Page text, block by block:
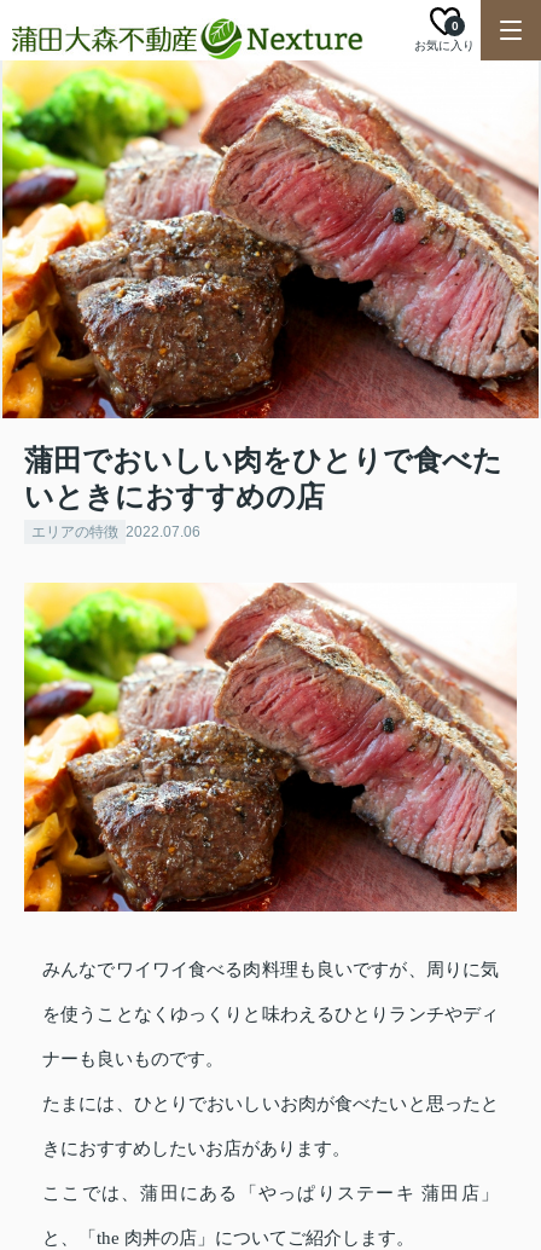
お気に入り
0
蒲田でおいしい肉をひとりで食べた
いときにおすすめの店
エリアの特徴 2022.07.06
みんなでワイワイ食べる肉料理も良いですが、周りに気
を使うことなくゆっくりと味わえるひとりランチやディ
ナーも良いものです。
たまには、ひとりでおいしいお肉が食べたいと思ったと
きにおすすめしたいお店があります。
ここでは、蒲田にある「やっぱりステーキ 蒲田店」
と、「the 肉丼の店」についてご紹介します。